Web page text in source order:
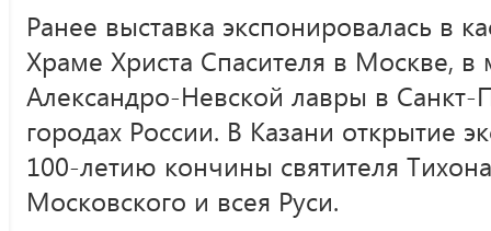
Ранее выставка экспонировалась в
Храме Христа Спасителя в Москве,
Александро-Невской лавры в Санкт-
городах России. В Казани открытие
100-летию кончины святителя
Московского и всея Руси.